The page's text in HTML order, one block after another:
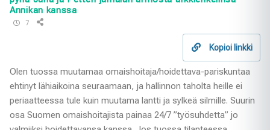
Annikan kanssa
7
Kopioi linkki
Olen tuossa muutamaa omaishoitaja/hoidettava-pariskuntaa
ehtinyt lähiaikoina seuraamaan, ja hallinnon taholta heille ei
periaatteessa tule kuin muutama lantti ja sylkeä silmille. Suurin
osa Suomen omaishoitajista painaa 24/7 ”työsuhdetta” jo